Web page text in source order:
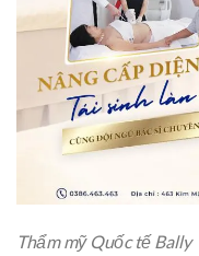
Thẩm mỹ Quốc tế Bally